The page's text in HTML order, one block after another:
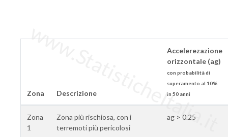
Zona Descrizione
Accelerezazione
orizzontale (ag)
con probabilità di
superamento al 10%
in 50 anni
Zona
1
Zona più rischiosa, con i
terremoti più pericolosi
ag > 0.25
www.StatisticheItalia.it